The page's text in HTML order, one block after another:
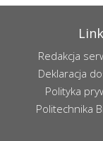
Redakcja
Deklaracja
Polityka
Politechnika